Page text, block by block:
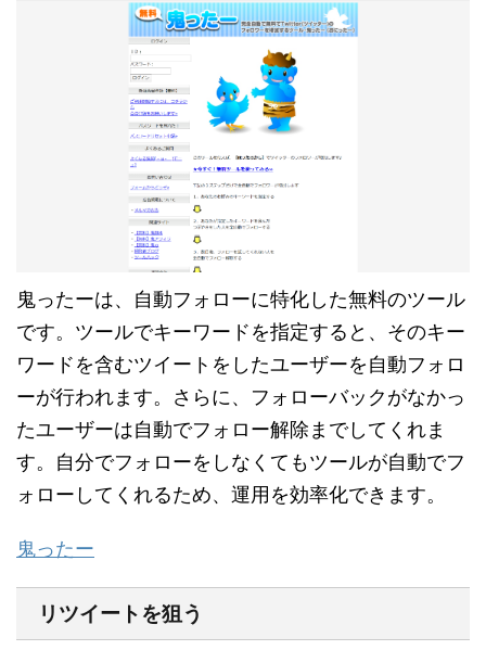
鬼ったーは、自動フォローに特化した無料のツール
です。ツールでキーワードを指定すると、そのキー
ワードを含むツイートをしたユーザーを自動フォロ
ーが行われます。さらに、フォローバックがなかっ
たユーザーは自動でフォロー解除までしてくれま
す。自分でフォローをしなくてもツールが自動でフ
ォローしてくれるため、運用を効率化できます。
鬼ったー
リツイートを狙う